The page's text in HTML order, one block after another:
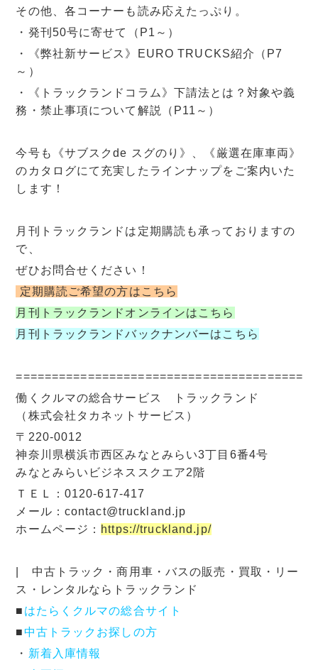
その他、各コーナーも読み応えたっぷり。
・発刊50号に寄せて（P1～）
・《弊社新サービス》EURO TRUCKS紹介（P7
～）
・《トラックランドコラム》下請法とは？対象や義
務・禁止事項について解説（P11～）
今号も《サブスクde スグのり》、《厳選在庫車両》
のカタログにて充実したラインナップをご案内いた
します！
月刊トラックランドは定期購読も承っておりますの
で、
ぜひお問合せください！
定期購読ご希望の方はこちら
月刊トラックランドオンラインはこちら
月刊トラックランドバックナンバーはこちら
=========================================
働くクルマの総合サービス トラックランド
（株式会社タカネットサービス）
〒220-0012
神奈川県横浜市西区みなとみらい3丁目6番4号
みなとみらいビジネススクエア2階
ＴＥＬ：0120-617-417
メール：contact@truckland.jp
ホームページ： https://truckland.jp/
| 中古トラック・商用車・バスの販売・買取・リー
ス・レンタルならトラックランド
■ はたらくクルマの総合サイト
■中古トラックお探しの方
・ 新着入庫情報